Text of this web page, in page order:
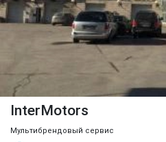
InterMotors
Мультибрендовый сервис